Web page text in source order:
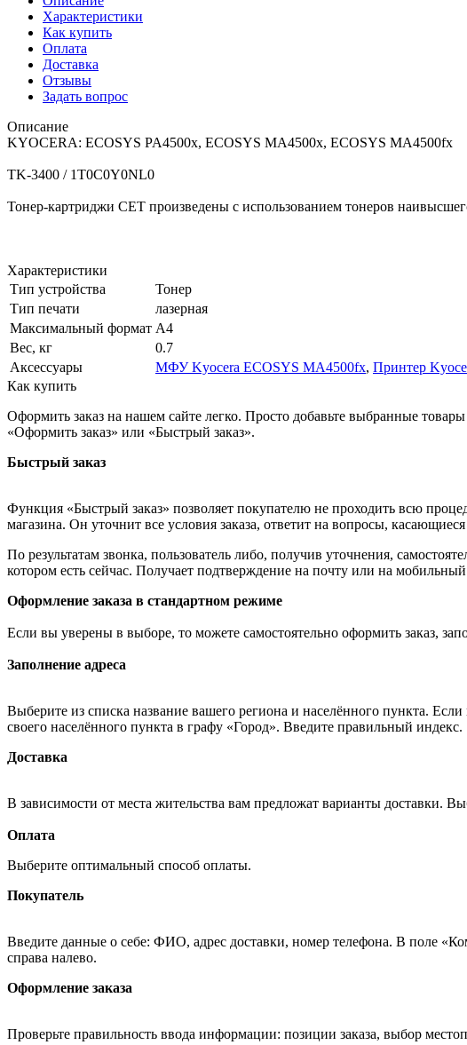
Характеристики
Как купить
Оплата
Доставка
Отзывы
Задать вопрос
Описание
KYOCERA: ECOSYS PA4500x, ECOSYS MA4500x, ECOSYS MA4500fx
TK-3400 / 1T0C0Y0NL0
Тонер-картриджи CET произведены с использованием тонеров
Характеристики
Тип устройства
Тонер
Тип печати
лазерная
Максимальный формат А4
Вес, кг
0.7
Аксессуары
МФУ Kyocera ECOSYS MA4500fx, Принтер
Как купить
Оформить заказ на нашем сайте легко. Просто добавьте выбранные
«Оформить заказ» или «Быстрый заказ».
Быстрый заказ
Функция «Быстрый заказ» позволяет покупателю не проходить всю
магазина. Он уточнит все условия заказа, ответит на вопросы,
По результатам звонка, пользователь либо, получив уточнения,
котором есть сейчас. Получает подтверждение на почту или на
Оформление заказа в стандартном режиме
Если вы уверены в выборе, то можете самостоятельно оформить заказ,
Заполнение адреса
Выберите из списка название вашего региона и населённого пункта.
своего населённого пункта в графу «Город». Введите правильный индекс.
Доставка
В зависимости от места жительства вам предложат варианты доставки.
Оплата
Выберите оптимальный способ оплаты.
Покупатель
Введите данные о себе: ФИО, адрес доставки, номер телефона. В поле
справа налево.
Оформление заказа
Проверьте правильность ввода информации: позиции заказа, выбор